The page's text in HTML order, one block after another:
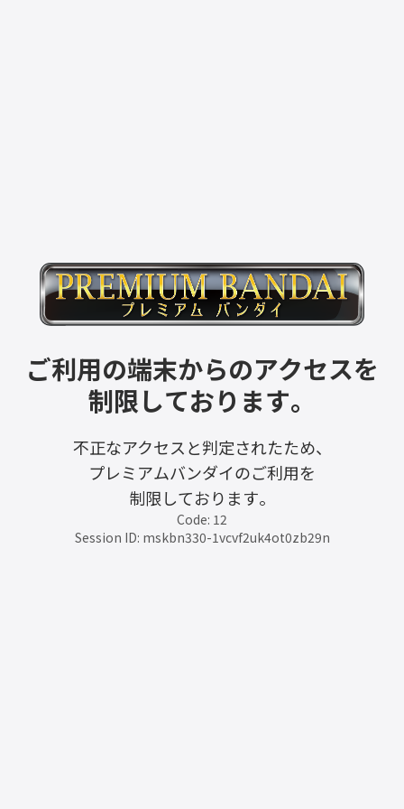
ご利用の端末からのアクセスを
制限しております。
不正なアクセスと判定されたため、
プレミアムバンダイのご利用を
制限しております。
Code: 12
Session ID: mskbn330-1vcvf2uk4ot0zb29n